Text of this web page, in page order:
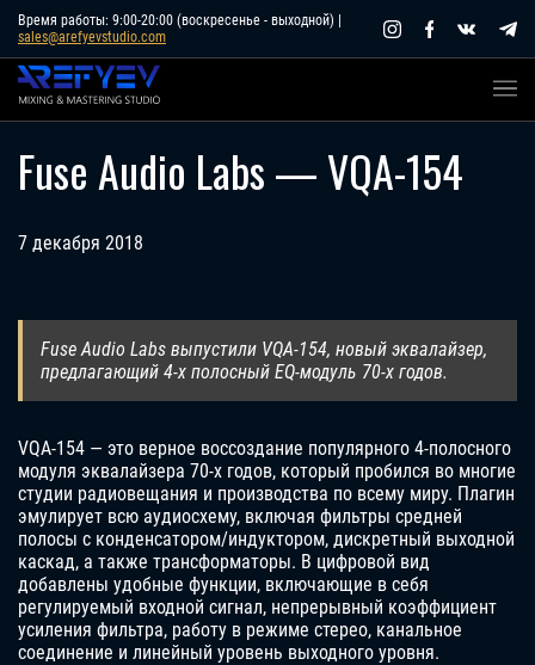
Skip
content
Время работы: 9:00-20:00 (воскресенье - выходной) |
sales@arefyevstudio.com
Fuse Audio Labs — VQA-154
7 декабря 2018
Fuse Audio Labs выпустили VQA-154, новый эквалайзер,
предлагающий 4-х полосный EQ-модуль 70-х годов.
VQA-154 — это верное воссоздание популярного 4-полосного
модуля эквалайзера 70-х годов, который пробился во многие
студии радиовещания и производства по всему миру. Плагин
эмулирует всю аудиосхему, включая фильтры средней
полосы с конденсатором/индуктором, дискретный выходной
каскад, а также трансформаторы. В цифровой вид
добавлены удобные функции, включающие в себя
регулируемый входной сигнал, непрерывный коэффициент
усиления фильтра, работу в режиме стерео, канальное
соединение и линейный уровень выходного уровня.